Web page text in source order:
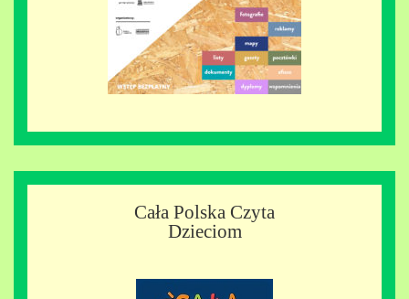
Cała Polska Czyta
Dzieciom